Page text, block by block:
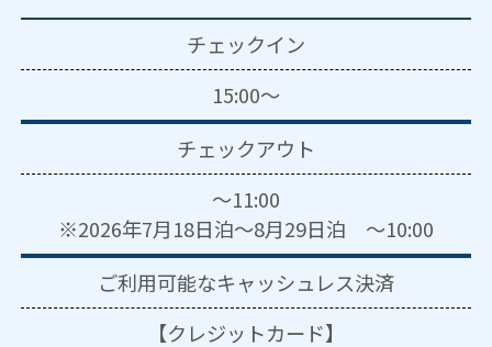
チェックイン
15:00～
チェックアウト
～11:00
※2026年7月18日泊～8月29日泊 ～10:00
ご利用可能なキャッシュレス決済
【クレジットカード】